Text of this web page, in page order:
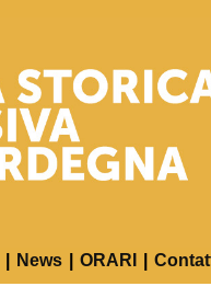
News ORARI